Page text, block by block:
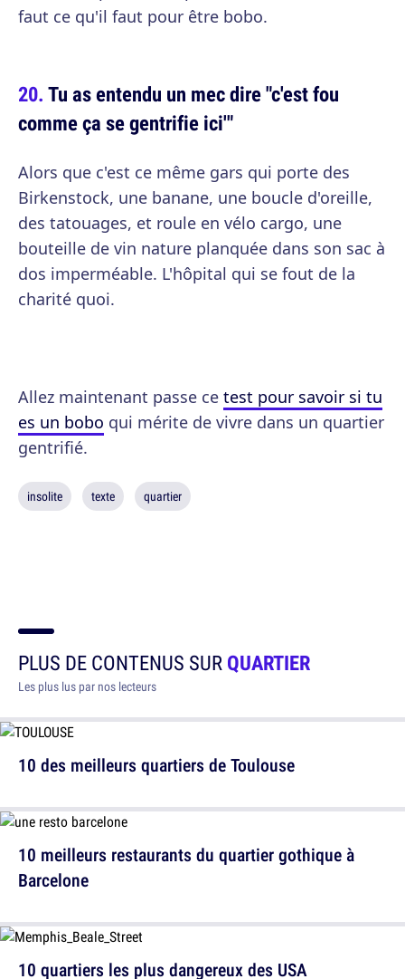
faut ce qu'il faut pour être bobo.
Tu as entendu un mec dire "c'est fou
comme ça se gentrifie ici'"
Alors que c'est ce même gars qui porte des
Birkenstock, une banane, une boucle d'oreille,
des tatouages, et roule en vélo cargo, une
bouteille de vin nature planquée dans son sac à
dos imperméable. L'hôpital qui se fout de la
charité quoi.
Allez maintenant passe ce test pour savoir si tu
es un bobo qui mérite de vivre dans un quartier
gentrifié.
insolite texte quartier
PLUS DE CONTENUS SURQUARTIER
Les plus lus par nos lecteurs
10 meilleurs restaurants du quartier gothique à
Barcelone
10 des meilleurs quartiers de Toulouse
10 quartiers les plus dangereux des USA